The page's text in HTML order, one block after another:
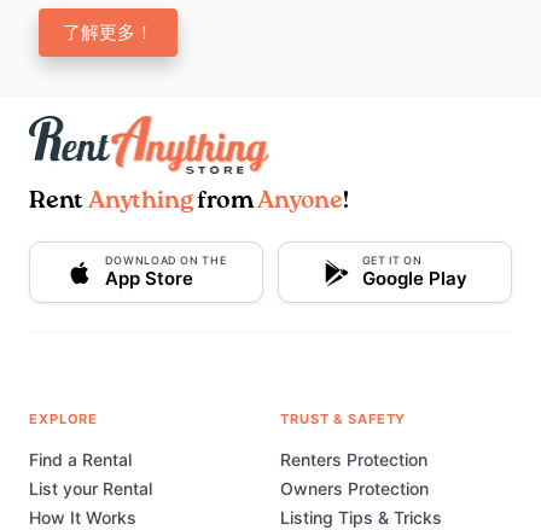
了解更多！
Rent AnythingfromAnyone!
DOWNLOAD ON THE
App Store
GET IT ON
Google Play
EXPLORE
Find a Rental
List your Rental
How It Works
TRUST & SAFETY
Renters Protection
Owners Protection
Listing Tips & Tricks